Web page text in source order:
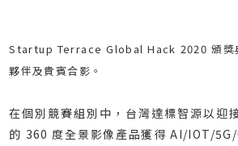
Startup Terrace Global Hack 2020 頒獎
夥伴及貴賓合影。
在個別競賽組別中，台灣達標智源以迎
的 360 度全景影像產品獲得 AI/IOT/